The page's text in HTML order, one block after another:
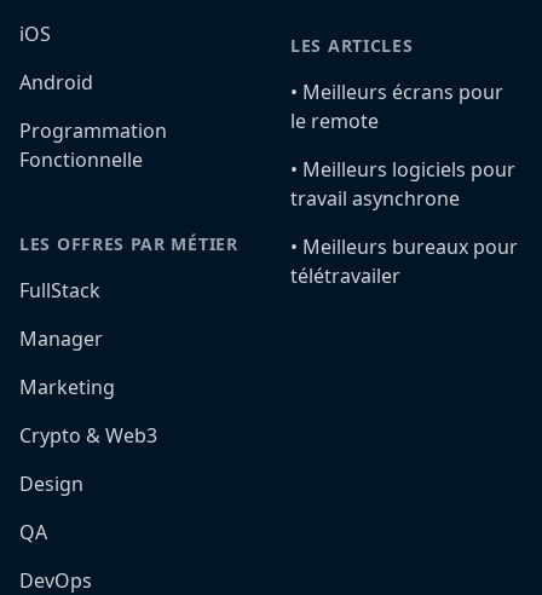
iOS
Android
Programmation
Fonctionnelle
LES OFFRES PAR MÉTIER
FullStack
Manager
Marketing
Crypto & Web3
Design
QA
DevOps
LES ARTICLES
•️ Meilleurs écrans pour
le remote
•️ Meilleurs logiciels pour
travail asynchrone
•️ Meilleurs bureaux pour
télétravailer